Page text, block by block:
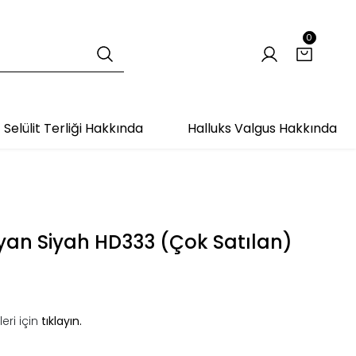
0
Selülit Terliği Hakkında Halluks Valgus Hakkında
Siyah HD333 (Çok Satılan)
için tıklayın.